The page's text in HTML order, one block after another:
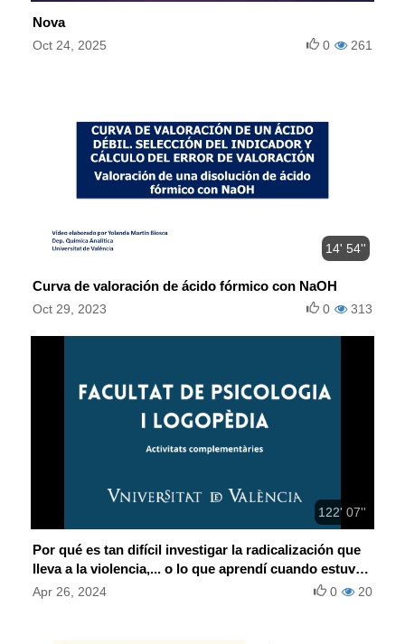
Nova
Oct 24, 2025 261
0
14' 54''
Curva de valoración de ácido fórmico con NaOH
Oct 29, 2023 313
0
122' 07''
Por qué es tan difícil investigar la radicalización que
lleva a la violencia,... o lo que aprendí cuando estuve
en prisión
Apr 26, 2024 20
0